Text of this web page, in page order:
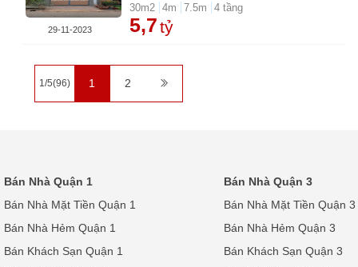
30m2 4m 7.5m 4 tầng
5,7tỷ
29-11-2023
1/5(96) 1 2
Bán Nhà Quận 1
Bán Nhà Quận 3
Bán Nhà Mặt Tiền Quận 1
Bán Nhà Mặt Tiền Quận 3
Bán Nhà Hẻm Quận 1
Bán Nhà Hẻm Quận 3
Bán Khách Sạn Quận 1
Bán Khách Sạn Quận 3